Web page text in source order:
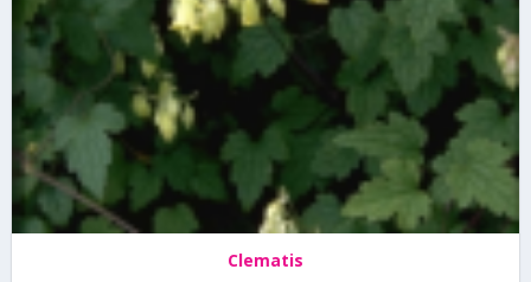
Clematis